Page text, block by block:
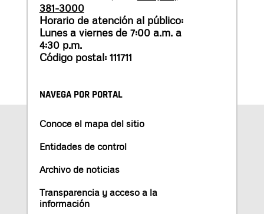
381-3000
Horario de atención al público:
Lunes a viernes de 7:00 a.m. a
4:30 p.m.
Código postal: 111711
NAVEGA POR PORTAL
Conoce el mapa del sitio
Entidades de control
Archivo de noticias
Transparencia y acceso a la
información